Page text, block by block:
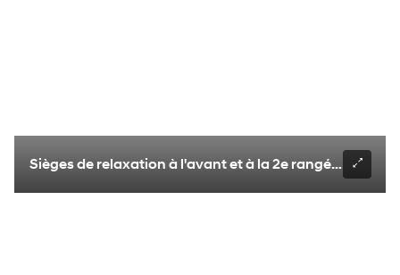
Sièges de relaxation à l'avant et à la 2e rangée livrables